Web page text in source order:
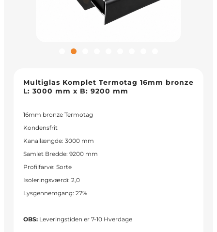
Multiglas Komplet Termotag 16mm bronze
L: 3000 mm x B: 9200 mm
16mm bronze Termotag
Kondensfrit
Kanallængde: 3000 mm
Samlet Bredde: 9200 mm
Profilfarve: Sorte
Isoleringsværdi: 2,0
Lysgennemgang: 27%
OBS: Leveringstiden er 7-10 Hverdage